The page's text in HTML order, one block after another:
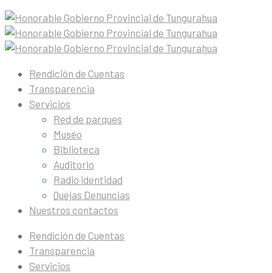
Rendición de Cuentas
Transparencia
Servicios
Red de parques
Museo
Biblioteca
Auditorio
Radio identidad
Quejas Denuncias
Nuestros contactos
Rendición de Cuentas
Transparencia
Servicios